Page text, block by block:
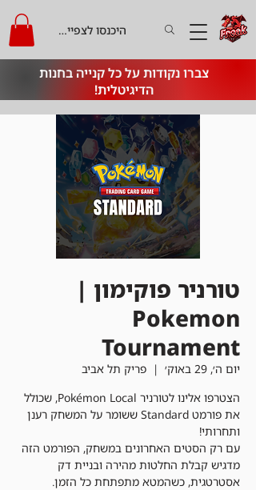
צברו נקודות על כל קנייה בחנות
הדיגיטלית!
היכנסו לצפייה בקרדיט
טורניר פוקימון |
Pokemon
Tournament
יום ה׳, 29 באוק׳
  |
פריק תל אביב
הצטרפו אלינו לטורניר Pokémon Local, שכולל
את פורמט Standard ששומר על המשחק רענן
עם רק הסטים האחרונים במשחק, הפורמט הזה
מדגיש קבלת החלטות מהירה ובניית דק
אסטרטגית, כשהמטא מתפתחת כל הזמן.